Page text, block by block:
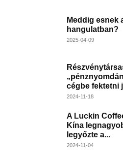
Meddig esnek
hangulatban?
2025-04-09
cégbe fektetni
2024-11-18
A Luckin
Kína
legyőzte a...
2024-11-04